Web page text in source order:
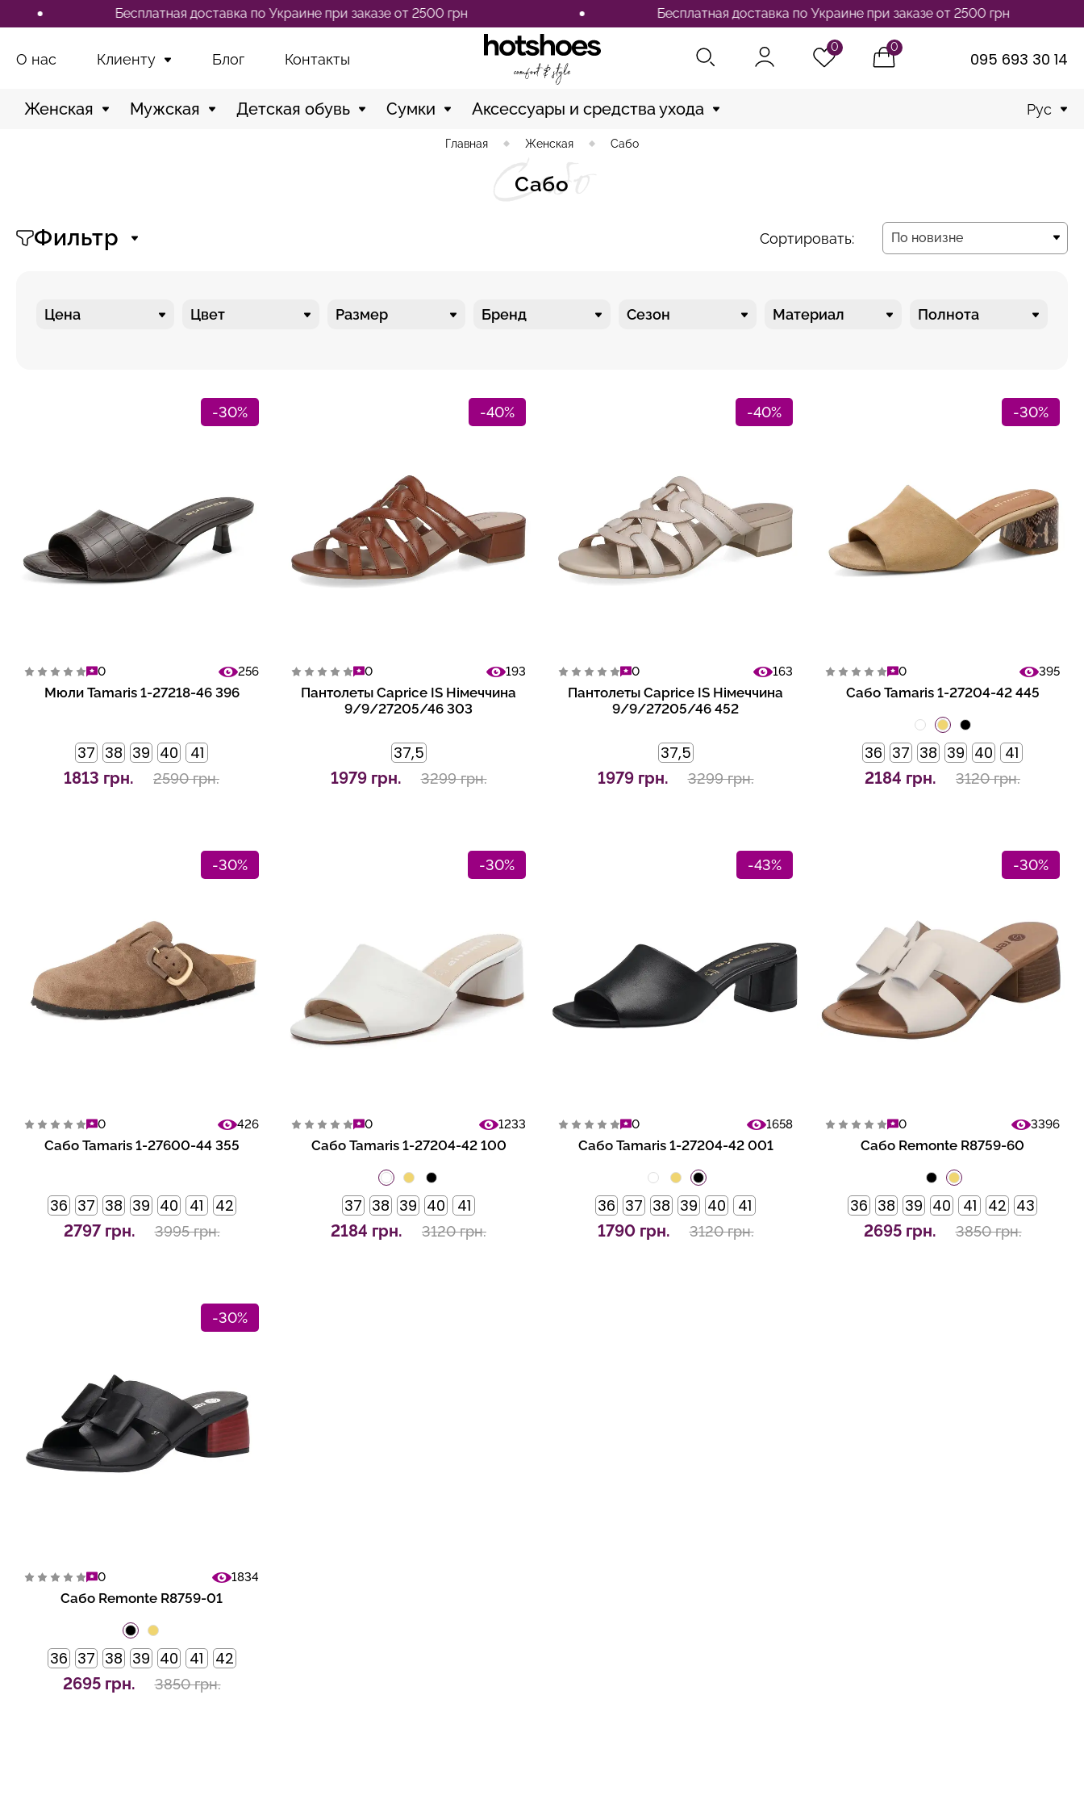
Бесплатная доставка по Украине при заказе от 2500 грн Бесплатная доставка по Украине при заказе от 2500 грн
О нас Клиенту Блог Контакты
0 0
095 693 30 14
Женская Мужская Детская обувь Сумки Аксессуары и средства ухода Рус
Главная Женская Сабо
Сабо
Сабо
Фильтр Сортировать: По новизне
Цена Цвет Размер Бренд Сезон Материал Полнота
-30%
0 256
Мюли Tamaris 1-27218-46 396
37 38 39 40 41
1813 грн. 2590 грн.
-40%
0 193
Пантолеты Caprice IS Німеччина
9/9/27205/46 303
37,5
1979 грн. 3299 грн.
-40%
0 163
Пантолеты Caprice IS Німеччина
9/9/27205/46 452
37,5
1979 грн. 3299 грн.
-30%
0 395
Сабо Tamaris 1-27204-42 445
36 37 38 39 40 41
2184 грн. 3120 грн.
-30%
0 426
Сабо Tamaris 1-27600-44 355
36 37 38 39 40 41 42
2797 грн. 3995 грн.
-30%
0 1233
Сабо Tamaris 1-27204-42 100
37 38 39 40 41
2184 грн. 3120 грн.
-43%
0 1658
Сабо Tamaris 1-27204-42 001
36 37 38 39 40 41
1790 грн. 3120 грн.
-30%
0 3396
Сабо Remonte R8759-60
36 38 39 40 41 42 43
2695 грн. 3850 грн.
-30%
0 1834
Сабо Remonte R8759-01
36 37 38 39 40 41 42
2695 грн. 3850 грн.